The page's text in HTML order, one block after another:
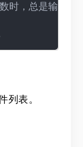
，总是输出各
列表。